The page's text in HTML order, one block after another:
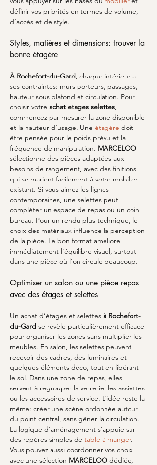
définir vos priorités en termes de volume,
d’accès et de style.
Styles, matières et dimensions: trouver la
bonne étagère
À Rochefort-du-Gard, chaque intérieur a
ses contraintes: murs porteurs, passages,
hauteur sous plafond et circulation. Pour
choisir votre achat etages selettes,
commencez par mesurer la zone disponible
et la hauteur d’usage. Une étagère doit
être pensée pour le poids prévu et la
fréquence de manipulation. MARCELOO
sélectionne des pièces adaptées aux
besoins de rangement, avec des finitions
qui se marient facilement à votre mobilier
existant. Si vous aimez les lignes
contemporaines, une selettes peut
compléter un espace de repas ou un coin
bureau. Pour un rendu plus technique, le
choix des matériaux influence la perception
de la pièce. Le bon format améliore
immédiatement l’équilibre visuel, surtout
dans une pièce où l’on circule beaucoup.
Optimiser un salon ou une pièce repas
avec des étages et selettes
Un achat d’étages et selettes à Rochefort-
du-Gard se révèle particulièrement efficace
pour organiser les zones sans multiplier les
meubles. En salon, les selettes peuvent
recevoir des cadres, des luminaires et
quelques éléments déco, tout en libérant
le sol. Dans une zone de repas, elles
servent à regrouper la verrerie, les assiettes
ou les accessoires de service. L’idée reste la
même: créer une scène ordonnée autour
du point central, sans gêner la circulation.
La logique d’aménagement s’appuie sur
des repères simples de table à manger.
Vous pouvez aussi coordonner vos choix
avec une sélection MARCELOO dédiée,